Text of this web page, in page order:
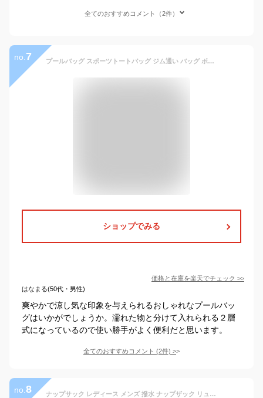
全てのおすすめコメント（2件）
no. 7 プールバッグ スポーツトートバッグ ジム通い バッグ ボストンバッグ メンズ レディース 運動 スポーツ 乾湿分離 ジムバッグ 二層式 シューズ収納 軽量 便利 靴入れ
ショップでみる
価格と在庫を楽天でチェック >>
はなまる(50代・男性)
爽やかで涼し気な印象を与えられるおしゃれなプールバッ
グはいかがでしょうか。濡れた物と分けて入れられる２層
式になっているので使い勝手がよく便利だと思います。
全てのおすすめコメント (2件) >
no. 8 ナップサック レディース メンズ 撥水 ナップザック リュックサック ナイロンバッグ 巾着 着替え入れ マリンスポーツ アウトドア スポーツ 通勤 通学 小学生 中学生 高校生 ハイキング カラフル シンプル 無地 軽い 巾着袋 海水浴 プール ビーチバッグ 送料無料